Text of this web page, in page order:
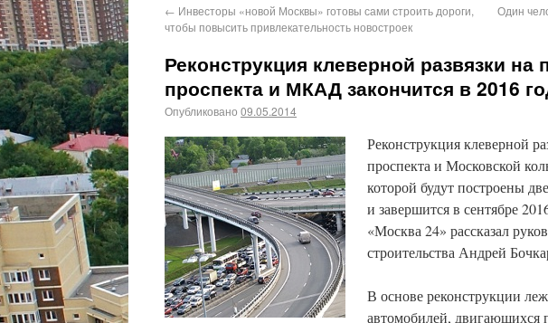
← Инвесторы «новой Москвы» готовы сами строить дороги,
чтобы повысить привлекательность новостроек
Один
Реконструкция клеверной развязки на
проспекта и МКАД закончится в 2016
Опубликовано 09.05.2014
Реконструкция клеверной
проспекта и Московской
которой будут построены
и завершится в сентябре
«Москва 24» рассказал
строительства Андрей
В основе реконструкции
автомобилей,